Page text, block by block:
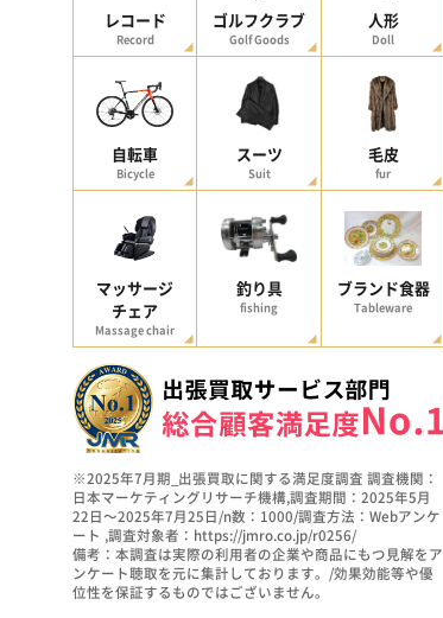
レコード
Record
ゴルフクラブ
Golf Goods
人形
Doll
自転車
Bicycle
スーツ
Suit
毛皮
fur
マッサージ
チェア
Massage chair
釣り具
fishing
ブランド食器
Tableware
※2025年7月期_出張買取に関する満足度調査 調査機関：
日本マーケティングリサーチ機構,調査期間：2025年5月
22日～2025年7月25日/n数：1000/調査方法：Webアンケ
ート ,調査対象者：https://jmro.co.jp/r0256/
備考：本調査は実際の利用者の企業や商品にもつ見解をア
ンケート聴取を元に集計しております。/効果効能等や優
位性を保証するものではございません。